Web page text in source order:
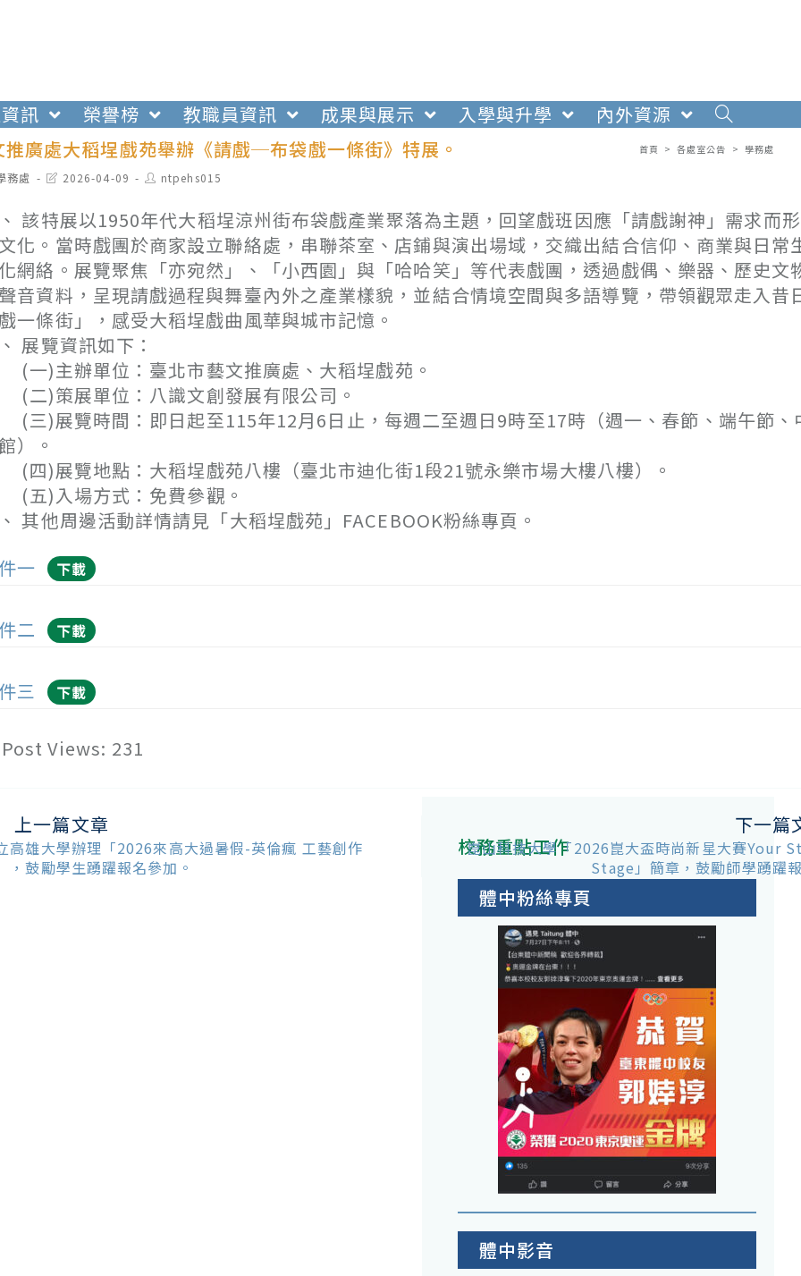
訊 榮譽榜 教職員資訊 成果與展示 入學與升學
內外資源
推廣處大稻埕戲苑舉辦《請戲─布袋戲一條街》特展。
首頁 > 各處室公告 > 學務處
務處
Post2026-04-09
Post
author:
ntpehs015
該特展以1950年代大稻埕涼州街布袋戲產業聚落為主題，回望戲班因應「請戲謝神」需求而
化。當時戲團於商家設立聯絡處，串聯茶室、店鋪與演出場域，交織出結合信仰、商業與日常
網絡。展覽聚焦「亦宛然」、「小西園」與「哈哈笑」等代表戲團，透過戲偶、樂器、歷史文
音資料，呈現請戲過程與舞臺內外之產業樣貌，並結合情境空間與多語導覽，帶領觀眾走入昔
一條街」，感受大稻埕戲曲風華與城市記憶。
展覽資訊如下：
)主辦單位：臺北市藝文推廣處、大稻埕戲苑。
)策展單位：八識文創發展有限公司。
)展覽時間：即日起至115年12月6日止，每週二至週日9時至17時（週一、春節、端午節、
）。
)展覽地點：大稻埕戲苑八樓（臺北市迪化街1段21號永樂市場大樓八樓）。
)入場方式：免費參觀。
其他周邊活動詳情請見「大稻埕戲苑」FACEBOOK粉絲專頁。
一
下載
二 下載
三 下載
Post Views: 231
上一篇文章
高雄大學辦理「2026來高大過暑假-英倫瘋 工藝創作
，鼓勵學生踴躍報名參加。
下一篇
崑山科技大學「2026崑大盃時尚新星大賽Your
Stage」簡章，鼓勵師學踴躍
校務重點工作
體中粉絲專頁
體中影音